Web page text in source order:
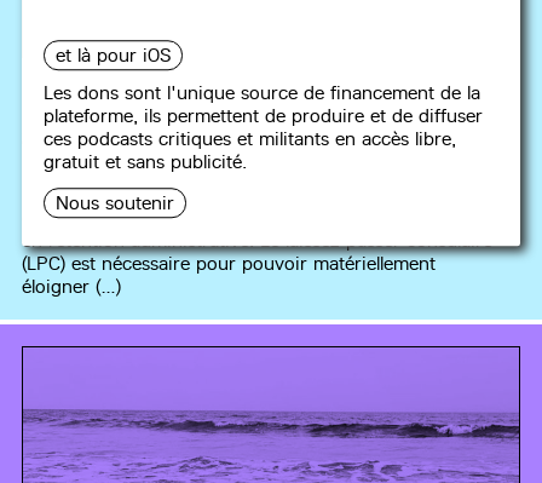
et là pour iOS
Les dons sont l'unique source de financement de la
plateforme, ils permettent de produire et de diffuser
ces podcasts critiques et militants en accès libre,
gratuit et sans publicité.
Nous soutenir
#2Laissez-passer, rien à voir !
23 min
Instruments clefs de la politique d’expulsion, le laissez-
passer consulaire et le laissez-passer européen engendrent
de graves violations des droits des personnes enfermées
en rétention administrative. Le laissez-passer consulaire
(LPC) est nécessaire pour pouvoir matériellement
éloigner (…)